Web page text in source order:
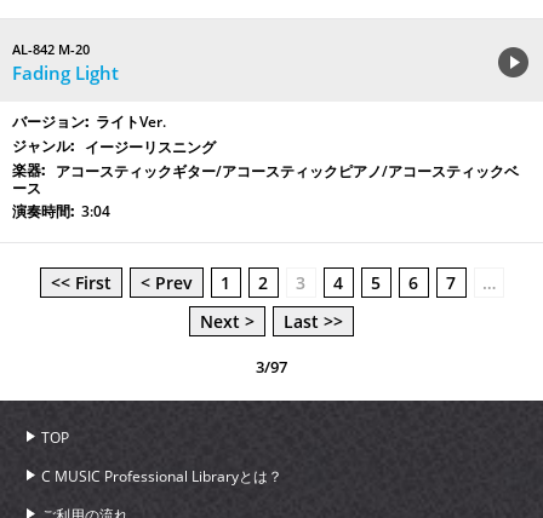
AL-842 M-20
Fading Light
ライトVer.
イージーリスニング
アコースティックギター/アコースティックピアノ/アコースティックベ
ース
3:04
<< First < Prev 1 2 3 4 5 6 7
…
Next >
Last >>
3/97
TOP
C MUSIC Professional Libraryとは？